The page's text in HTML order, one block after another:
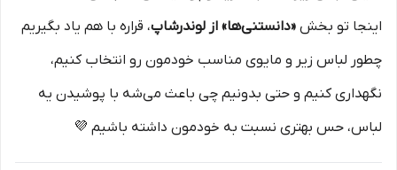
اینجا تو بخش «دانستنی‌ها» از لوندرشاپ، قراره با هم یاد بگیریم
چطور لباس زیر و مایوی مناسب خودمون رو انتخاب کنیم،
نگهداری کنیم و حتی بدونیم چی باعث می‌شه با پوشیدن یه
لباس، حس بهتری نسبت به خودمون داشته باشیم 💜